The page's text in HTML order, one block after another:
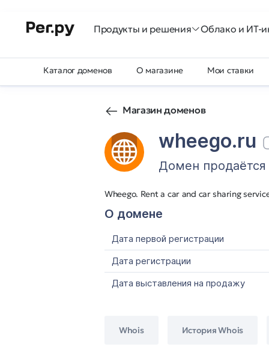
Продукты и решения Облако и ИТ-
Каталог доменов О магазине Мои ставки
Магазин доменов
wheego.ru
Домен продаётся
Wheego. Rent a car and car sharing
О домене
Дата первой регистрации
Дата регистрации
Дата выставления на продажу
Whois История Whois